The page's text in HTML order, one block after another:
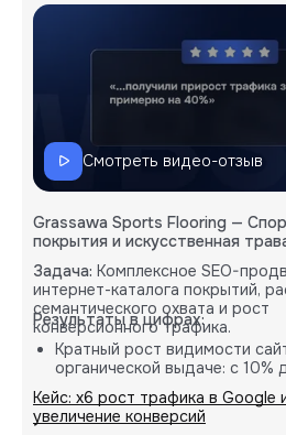
Смотреть видео-отзыв
Grassawa Sports Flooring —
покрытия и искусственная
Задача: Комплексное SEO-
интернет-каталога покрытий,
семантического охвата и рост
конверсионного трафика.
Результаты в цифрах:
Кратный рост видимости
органической выдаче: с 10%
Пропорциональное
целевых B2B-заявок (лидов).
Внедрение кастомных
Кейс: х6 рост трафика в Google
увеличение конверсий